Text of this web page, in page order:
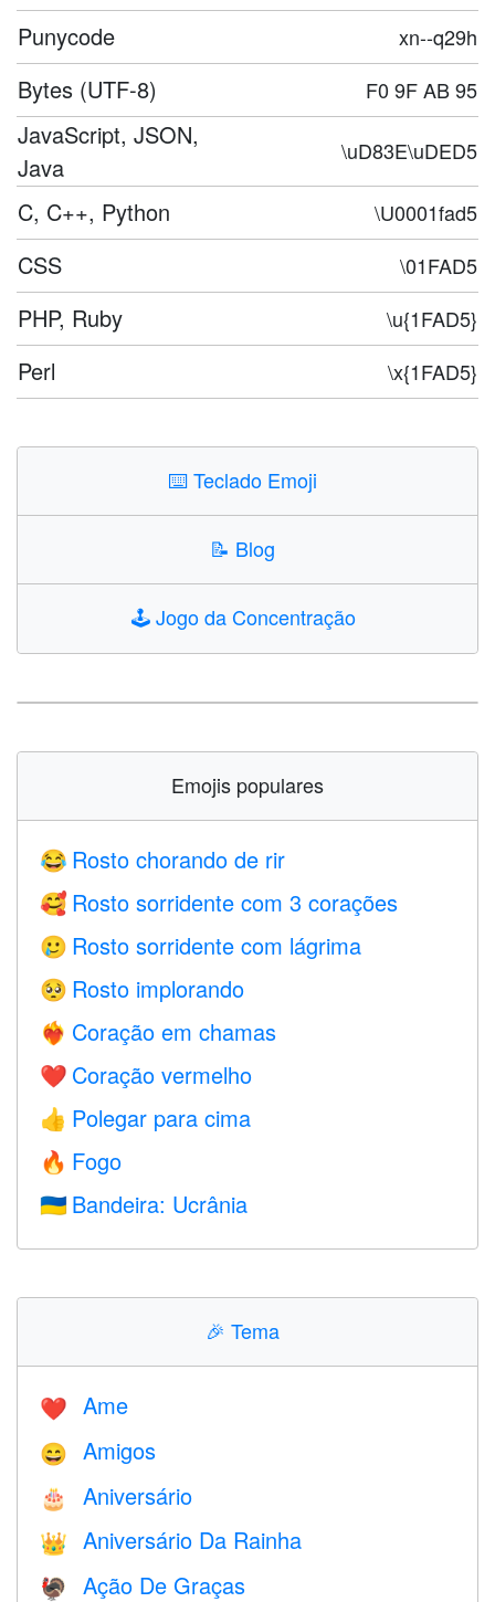
Punycode xn--q29h
Bytes (UTF-8) F0 9F AB 95
JavaScript, JSON,
Java
\uD83E\uDED5
C, C++, Python \U0001fad5
CSS \01FAD5
PHP, Ruby \u{1FAD5}
Perl \x{1FAD5}
⌨️Teclado Emoji
📝 Blog
🕹️Jogo da Concentração
Emojis populares
😂 Rosto chorando de rir
🥰 Rosto sorridente com 3 corações
🥲 Rosto sorridente com lágrima
🥺 Rosto implorando
❤️‍🔥 Coração em chamas
❤️ Coração vermelho
👍 Polegar para cima
🔥 Fogo
🇺🇦 Bandeira: Ucrânia
🎉 Tema
❤️️ Ame
😄 Amigos
🎂 Aniversário
👑 Aniversário Da Rainha
🦃 Ação De Graças